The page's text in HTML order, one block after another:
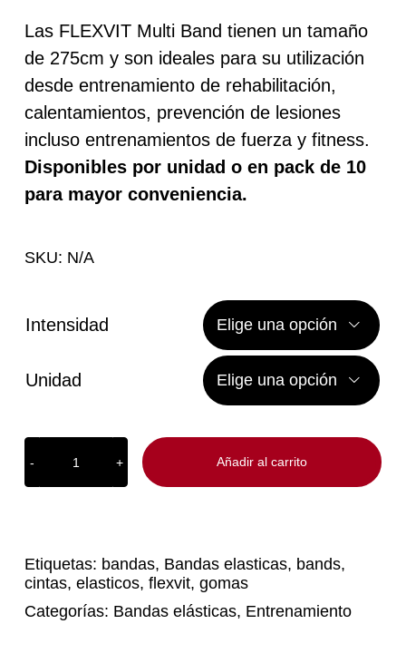
precios:
desde
40,47 €
hasta
345,71 €
Las FLEXVIT Multi Band tienen un tamaño
de 275cm y son ideales para su utilización
desde entrenamiento de rehabilitación,
calentamientos, prevención de lesiones
incluso entrenamientos de fuerza y fitness.
Disponibles por unidad o en pack de 10
para mayor conveniencia.
SKU: N/A
Intensidad 
Unidad 
FLEXVIT
Multi
Añadir al carrito
Etiquetas: bandas, Bandas elasticas, bands,
cintas,elasticos,flexvit,gomas
Categorías: Bandas elásticas, Entrenamiento